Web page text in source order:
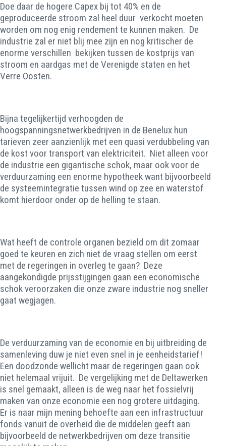
Doe daar de hogere Capex bij tot 40% en de
geproduceerde stroom zal heel duur verkocht moeten
worden om nog enig rendement te kunnen maken. De
industrie zal er niet blij mee zijn en nog kritischer de
enorme verschillen bekijken tussen de kostprijs van
stroom en aardgas met de Verenigde staten en het
Verre Oosten.
Bijna tegelijkertijd verhoogden de
hoogspanningsnetwerkbedrijven in de Benelux hun
tarieven zeer aanzienlijk met een quasi verdubbeling van
de kost voor transport van elektriciteit. Niet alleen voor
de industrie een gigantische schok, maar ook voor de
verduurzaming een enorme hypotheek want bijvoorbeeld
de systeemintegratie tussen wind op zee en waterstof
komt hierdoor onder op de helling te staan.
Wat heeft de controle organen bezield om dit zomaar
goed te keuren en zich niet de vraag stellen om eerst
met de regeringen in overleg te gaan? Deze
aangekondigde prijsstijgingen gaan een economische
schok veroorzaken die onze zware industrie nog sneller
gaat wegjagen.
De verduurzaming van de economie en bij uitbreiding de
samenleving duw je niet even snel in je eenheidstarief!
Een doodzonde wellicht maar de regeringen gaan ook
niet helemaal vrijuit. De vergelijking met de Deltawerken
is snel gemaakt, alleen is de weg naar het fossielvrij
maken van onze economie een nog grotere uitdaging.
Er is naar mijn mening behoefte aan een infrastructuur
fonds vanuit de overheid die de middelen geeft aan
bijvoorbeeld de netwerkbedrijven om deze transitie